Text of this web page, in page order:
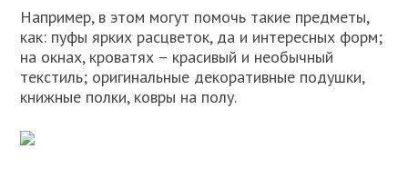
Например, в этом могут помочь такие предметы,
как: пуфы ярких расцветок, да и интересных форм;
на окнах, кроватях – красивый и необычный
текстиль; оригинальные декоративные подушки,
книжные полки, ковры на полу.